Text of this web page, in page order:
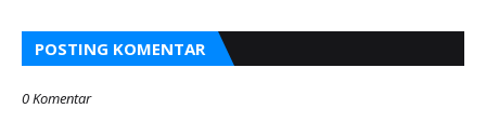
POSTING KOMENTAR
0 Komentar